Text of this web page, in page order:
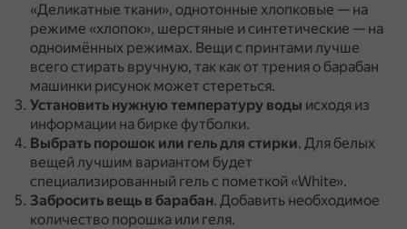
«Деликатные ткани», однотонные хлопковые — на
режиме «хлопок», шерстяные и синтетические — на
одноимённых режимах. Вещи с принтами лучше
всего стирать вручную, так как от трения о барабан
машинки рисунок может стереться.
Установить нужную температуру воды исходя из
информации на бирке футболки.
Выбрать порошок или гель для стирки. Для белых
вещей лучшим вариантом будет
специализированный гель с пометкой «White».
Забросить вещь в барабан. Добавить необходимое
количество порошка или геля.